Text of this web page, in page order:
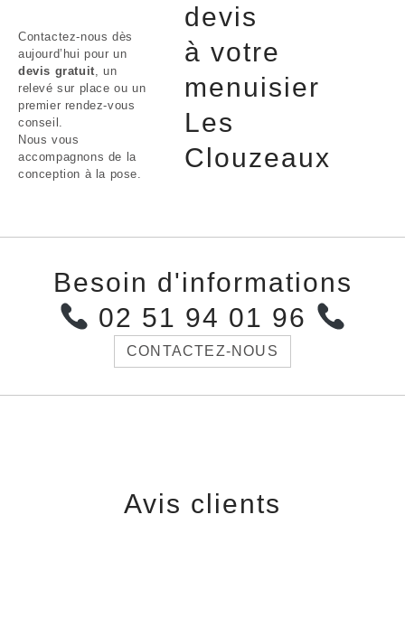
devis
à votre
menuisier
Les
Clouzeaux
Contactez-nous dès
aujourd’hui pour un
devis gratuit , un
relevé sur place ou un
premier rendez-vous
conseil.
Nous vous
accompagnons de la
conception à la pose.
Besoin d'informations
02 51 94 01 96
CONTACTEZ-NOUS
Avis clients